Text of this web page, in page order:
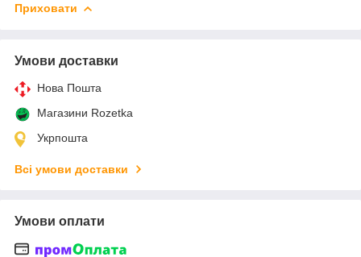
Приховати
Умови доставки
Нова Пошта
Магазини Rozetka
Укрпошта
Всі умови доставки
Умови оплати